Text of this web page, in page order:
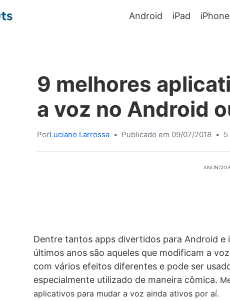
Android iPad iPhone
9 melhores
a voz no Android
PorLuciano Larrossa • Publicado em 09/07/2018 • 5
ANÚNCIOS
Dentre tantos apps divertidos para Android e
últimos anos são aqueles que modificam a
com vários efeitos diferentes e pode ser
especialmente utilizado de maneira cômica.
aplicativos para mudar a voz ainda ativos por aí.